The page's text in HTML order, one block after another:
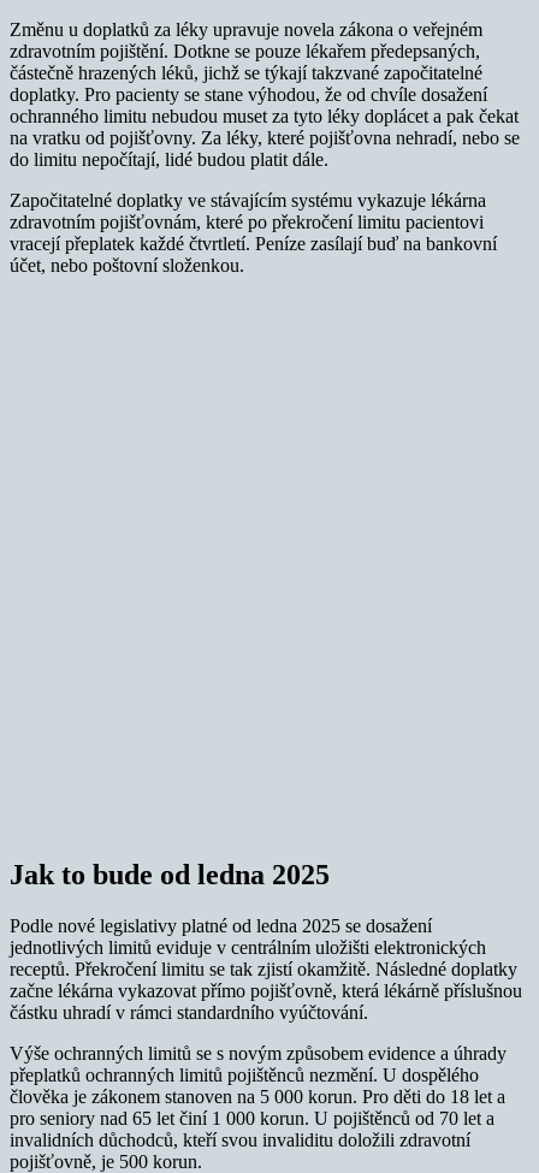
Změnu u doplatků za léky upravuje novela zákona o veřejném
zdravotním pojištění. Dotkne se pouze lékařem předepsaných,
částečně hrazených léků, jichž se týkají takzvané započitatelné
doplatky. Pro pacienty se stane výhodou, že od chvíle dosažení
ochranného limitu nebudou muset za tyto léky doplácet a pak čekat
na vratku od pojišťovny. Za léky, které pojišťovna nehradí, nebo se
do limitu nepočítají, lidé budou platit dále.
Započitatelné doplatky ve stávajícím systému vykazuje lékárna
zdravotním pojišťovnám, které po překročení limitu pacientovi
vracejí přeplatek každé čtvrtletí. Peníze zasílají buď na bankovní
účet, nebo poštovní složenkou.
Jak to bude od ledna 2025
Podle nové legislativy platné od ledna 2025 se dosažení
jednotlivých limitů eviduje v centrálním uložišti elektronických
receptů. Překročení limitu se tak zjistí okamžitě. Následné doplatky
začne lékárna vykazovat přímo pojišťovně, která lékárně příslušnou
částku uhradí v rámci standardního vyúčtování.
Výše ochranných limitů se s novým způsobem evidence a úhrady
přeplatků ochranných limitů pojištěnců nezmění. U dospělého
člověka je zákonem stanoven na 5 000 korun. Pro děti do 18 let a
pro seniory nad 65 let činí 1 000 korun. U pojištěnců od 70 let a
invalidních důchodců, kteří svou invaliditu doložili zdravotní
pojišťovně, je 500 korun.